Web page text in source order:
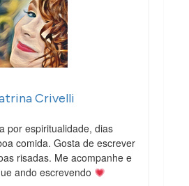
Crivelli
por espiritualidade, dias
comida. Gosta de escrever
risadas. Me acompanhe e
ando escrevendo